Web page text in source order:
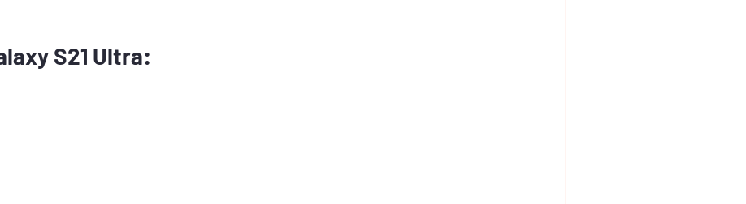
S21 Ultra: